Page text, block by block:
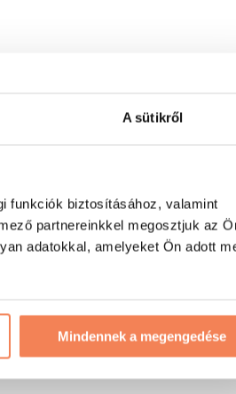
A sütikről
funkciók biztosításához, valamint
partnereinkkel megosztjuk az
adatokkal, amelyeket Ön adott
Mindennek a megengedése